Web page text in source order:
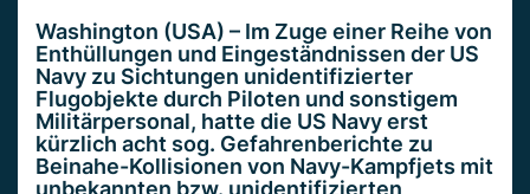
Washington (USA) – Im Zuge einer Reihe von
Enthüllungen und Eingeständnissen der US
Navy zu Sichtungen unidentifizierter
Flugobjekte durch Piloten und sonstigem
Militärpersonal, hatte die US Navy erst
kürzlich acht sog. Gefahrenberichte zu
Beinahe-Kollisionen von Navy-Kampfjets mit